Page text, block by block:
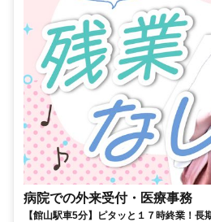
病院での外来受付・医療事務
【館山駅車5分】ピタッと１７時終業！長